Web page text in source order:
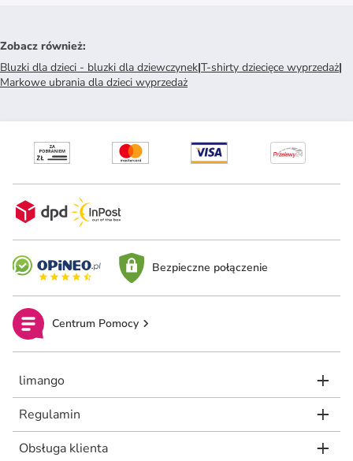
Zobacz również:
Bluzki dla dzieci - bluzki dla dziewczynek|T-shirty dziecięce wyprzedaż|
Markowe ubrania dla dzieci wyprzedaż
Bezpieczne połączenie
Centrum Pomocy
limango
Regulamin
Obsługa klienta